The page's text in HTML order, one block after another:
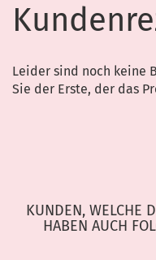
Leider sind noch keine
Sie der Erste, der das
KUNDEN, WELCHE
HABEN AUCH